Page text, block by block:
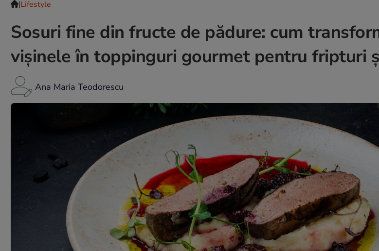
|Lifestyle
Sosuri fine din fructe de pădure: cum
vișinele în toppinguri gourmet pentru fripturi
Ana Maria Teodorescu